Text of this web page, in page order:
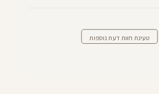
טעינת חוות דעת נוספות